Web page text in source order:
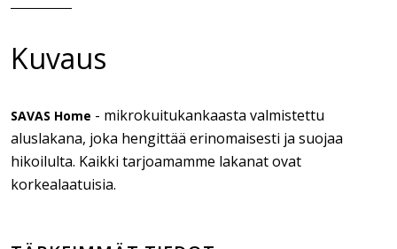
Kuvaus
SAVAS Home - mikrokuitukankaasta valmistettu
aluslakana, joka hengittää erinomaisesti ja suojaa
hikoilulta. Kaikki tarjoamamme lakanat ovat
korkealaatuisia.